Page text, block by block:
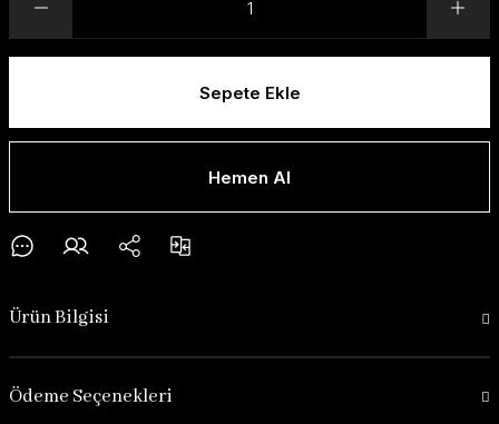
Sepete Ekle
Hemen Al
Ürün Bilgisi
Ödeme Seçenekleri